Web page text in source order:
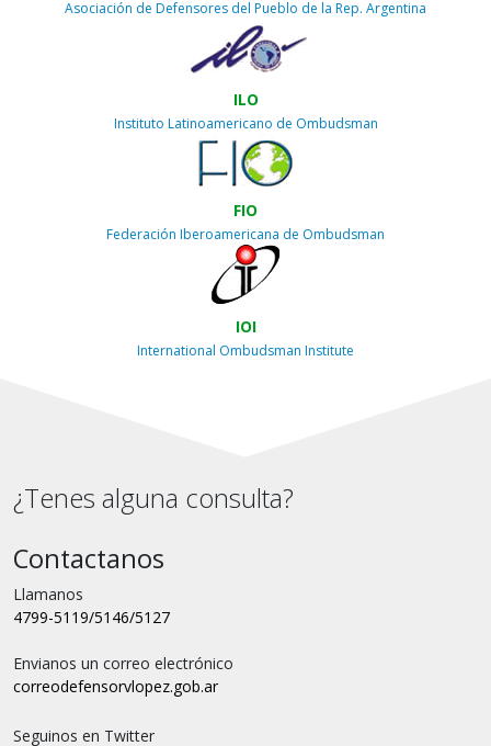
Asociación de Defensores del Pueblo de la Rep. Argentina
ILO
Instituto Latinoamericano de Ombudsman
FIO
Federación Iberoamericana de Ombudsman
IOI
International Ombudsman Institute
¿Tenes alguna consulta?
Contactanos
Llamanos
4799-5119/5146/5127
Envianos un correo electrónico
correodefensorvlopez.gob.ar
Seguinos en Twitter